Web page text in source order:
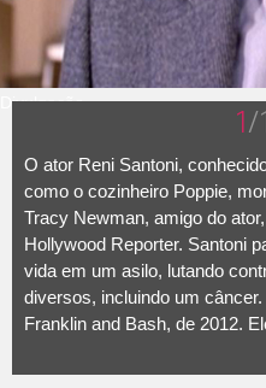
Divulgação 1/
O ator Reni Santoni,
como o cozinheiro Poppie,
Tracy Newman, amigo do
Hollywood Reporter. Santoni
vida em um asilo, lutando
diversos, incluindo um
Franklin and Bash, de 2012.
1986. Nas séries de TV, fez